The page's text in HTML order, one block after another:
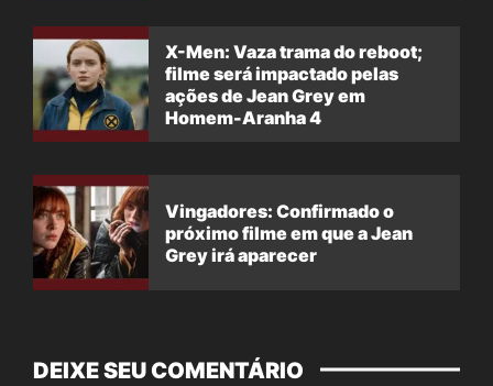
X-Men: Vaza trama do reboot;
filme será impactado pelas
ações de Jean Grey em
Homem-Aranha 4
Vingadores: Confirmado o
próximo filme em que a Jean
Grey irá aparecer
DEIXE SEU COMENTÁRIO